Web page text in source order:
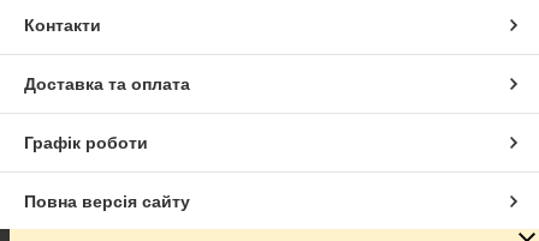
Контакти
Доставка та оплата
Графік роботи
Повна версія сайту